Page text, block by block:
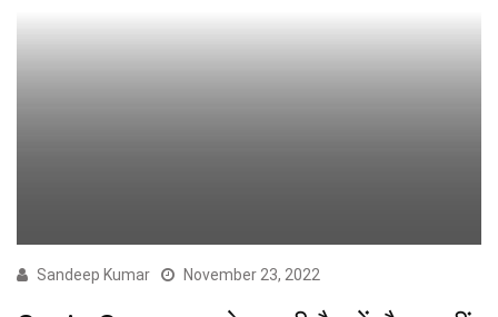
Sandeep Kumar November 23, 2022